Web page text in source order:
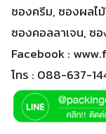
ซองครีม, ซองผลไ
ซองคอลลาเจน,
Facebook :
โทร : 088-637-